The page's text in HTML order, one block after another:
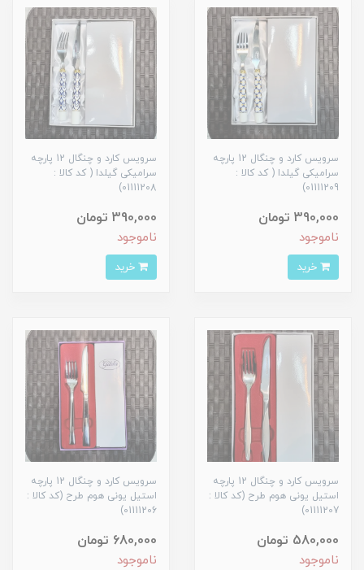
سرویس کارد و چنگال 12 پارچه
سرامیکی گیلدا ( کد کالا :
01111209)
390,000 تومان
ناموجود
سرویس کارد و چنگال 12 پارچه
سرامیکی گیلدا ( کد کالا :
01111208)
390,000 تومان
ناموجود
سرویس کارد و چنگال 12 پارچه
استیل یونی هوم طرح (کد کالا :
01111207)
580,000 تومان
ناموجود
سرویس کارد و چنگال 12 پارچه
استیل یونی هوم طرح (کد کالا :
01111206)
680,000 تومان
ناموجود